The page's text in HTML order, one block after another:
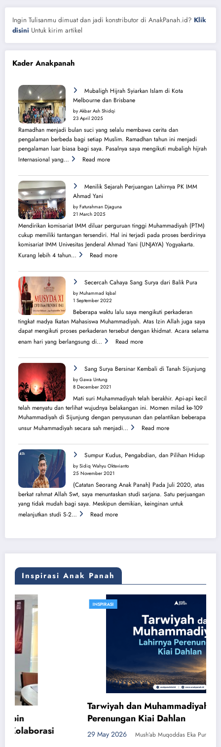
Ingin Tulisanmu dimuat dan jadi konstributor di AnakPanah.id? Klik
disini Untuk kirim artikel
Kader Anakpanah
Mubaligh Hijrah Syiarkan Islam di Kota
Melbourne dan Brisbane
by Akbar Ash Shidqi
23 April 2025
Ramadhan menjadi bulan suci yang selalu membawa cerita dan
pengalaman berbeda bagi setiap Muslim. Ramadhan tahun ini menjadi
pengalaman luar biasa bagi saya. Pasalnya saya mengikuti mubaligh hijrah
Internasional yang…
Read more:
Hijrah
Syiarkan
di
Melbourne
dan
Brisbane
Menilik Sejarah Perjuangan Lahirnya PK IMM
Ahmad Yani
by Faturahman Djaguna
21 March 2025
Mendirikan komisariat IMM diluar perguruan tinggi Muhammadiyah (PTM)
cukup memiliki tantangan tersendiri. Hal ini terjadi pada proses berdirinya
komisariat IMM Univesitas Jenderal Ahmad Yani (UNJAYA) Yogyakarta.
Kurang lebih 4 tahun…
Read more:
Sejarah
Perjuangan
IMM
Ahmad
Yani
Secercah Cahaya Sang Surya dari Balik Pura
by Muhammad Iqbal
1 September 2022
Beberapa waktu lalu saya mengikuti perkaderan
tingkat madya Ikatan Mahasiswa Muhammadiyah. Atas Izin Allah juga saya
dapat mengikuti proses perkaderan tersebut dengan khidmat. Acara selama
enam hari yang berlangsung di…
Read more:
Cahaya
Sang
Balik
Pura
Sang Surya Bersinar Kembali di Tanah Sijunjung
by Gawa Untung
8 December 2021
Mati suri Muhammadiyah telah berakhir. Api-api kecil
telah menyatu dan terlihat wujudnya belakangan ini. Momen milad ke-109
Muhammadiyah di Sijunjung dengan penyusunan dan pelantikan beberapa
unsur Muhammadiyah secara sah menjadi…
Read more:
Surya
Bersinar
Tanah
Sijunjung
Sumpur Kudus, Pengabdian, dan Pilihan Hidup
by Sidiq Wahyu Oktavianto
25 November 2021
(Catatan Seorang Anak Panah) Pada Juli 2020, atas
berkat rahmat Allah Swt, saya menuntaskan studi sarjana. Satu perjuangan
yang tidak mudah bagi saya. Meskipun demikian, keinginan untuk
melanjutkan studi S-2…
Read more:
Pengabdian,
Hidup
Inspirasi Anak Panah
INSPIRASI
Tarwiyah dan Muhammadiyah: Lahirnya
Perenungan Kiai Dahlan
29 May 2026 Mush’ab Muqoddas Eka Purnomo, Lc.